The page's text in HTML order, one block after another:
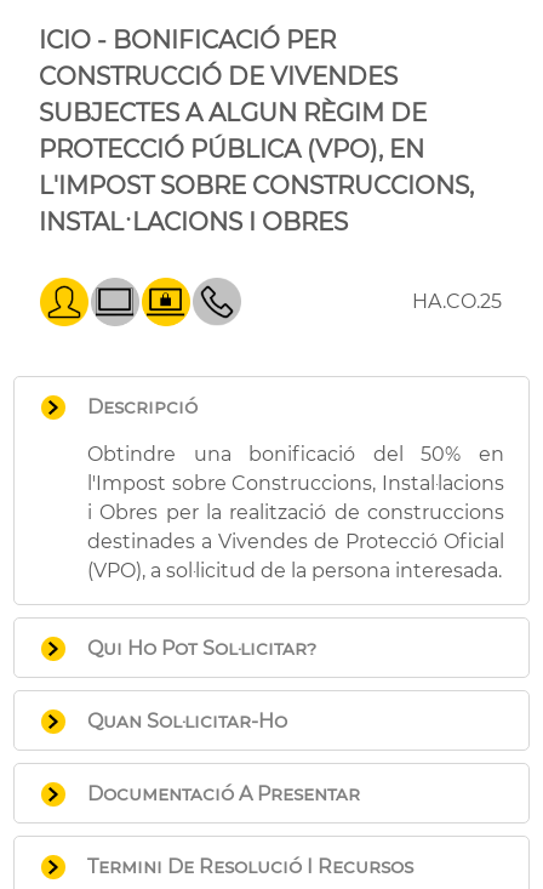
ICIO - BONIFICACIÓ PER
CONSTRUCCIÓ DE VIVENDES
SUBJECTES A ALGUN RÈGIM DE
PROTECCIÓ PÚBLICA (VPO), EN
L'IMPOST SOBRE CONSTRUCCIONS,
INSTAL·LACIONS I OBRES
HA.CO.25
Descripció
Obtindre una bonificació del 50% en
l'Impost sobre Construccions, Instal·lacions
i Obres per la realització de construccions
destinades a Vivendes de Protecció Oficial
(VPO), a sol·licitud de la persona interesada.
Qui Ho Pot Sol·licitar?
Les persones físiques, jurídiques, o entitats
de l'art. 35.4 de la Llei General Tributària:
Que siguen amas de la construcció
emparada amb la qualificació indicada,
que comporta la seua realització
(siguen o no propietàries de l'immoble
Quan Sol·licitar-Ho
Dins del termini per a l'autoliquidació de
l'impost: un mes des de la notificació de la
llicència o en el moment de la presentació
de la declaració responsable.
Documentació A Presentar
Si la sol·licitud es realitza
presencialment,instància general que
Termini De Resolució I Recursos